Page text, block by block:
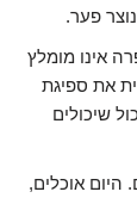
פער.
אינו מומלץ
את ספיגת
שיכולים
היום אוכלים,